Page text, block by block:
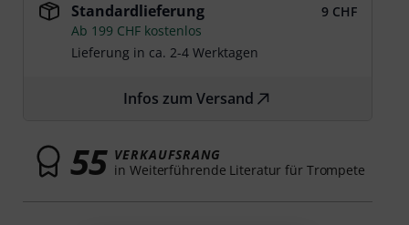
Standardlieferung
9 CHF
Ab 199 CHF kostenlos
Lieferung in ca. 2-4 Werktagen
Infos zum Versand
55 VERKAUFSRANG
in Weiterführende Literatur für Trompete